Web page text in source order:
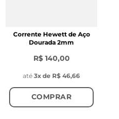
Corrente Hewett de Aço
Dourada 2mm
R$ 140,00
até 3x de R$ 46,66
COMPRAR